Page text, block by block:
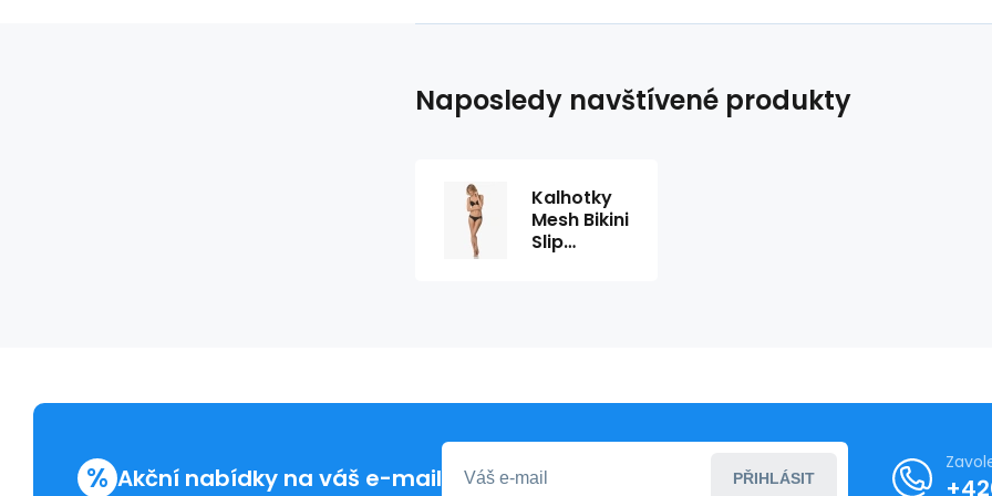
Naposledy navštívené produkty
Kalhotky
Mesh Bikini
Slip
% Akční nabídky na váš e-mail PŘIHLÁSIT